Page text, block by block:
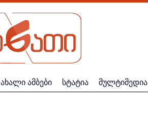
ახალი ამბები სტატია მულტიმედია